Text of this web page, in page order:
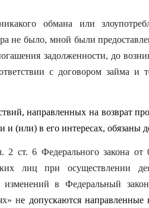
обмана или
не было, мной были
задолженности, до
с договором займа
направленных на возврат
(или) в его интересах, обязаны
2 ст. 6 Федерального закона
лиц при осуществлении
в Федеральный
не допускаются направленные